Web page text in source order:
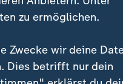
zu ermöglichen.
Zwecke wir deine
Dies betrifft nur dein